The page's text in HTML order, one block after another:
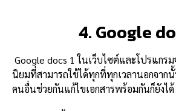
4. Google
Google docs 1 ในเว็บไซต์และโปรแกรม
นิยมที่สามารถใช้ได้ทุกที่ทุกเวลานอกจาก
คนอื่นช่วยกันแก้ไขเอกสารพร้อมกันก็ยังได้